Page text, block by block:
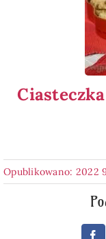
Opublikowano: 2022